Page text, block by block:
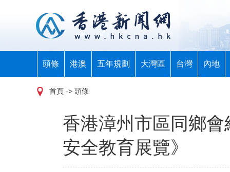
頭條 港澳 五年規劃 大灣區 台灣 內地
首頁 -> 頭條
香港漳州市區同鄉
安全教育展覽》